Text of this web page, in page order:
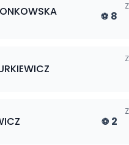
⚽ 8
⚽ 2